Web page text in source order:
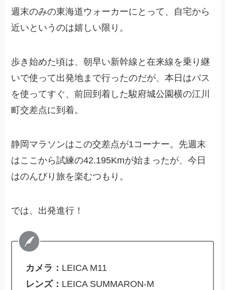
週末のみの東海道ウォーカーにとって、自宅から
近いというのは嬉しい限り。
歩き始めた頃は、朝早い新幹線と在来線を乗り継
いで使って出発地まで行ったのだが、本日はバス
を使ってすぐ、前回到着した駿府城公園横の江川
町交差点に到着。
静岡マラソンはこの交差点が1コーナー。先週末
はここから試練の42.195Kmが始まったが、今日
はのんびり旅を楽むつもり。
では、出発進行！
カメラ： LEICA M11
レンズ： LEICA SUMMARON-M